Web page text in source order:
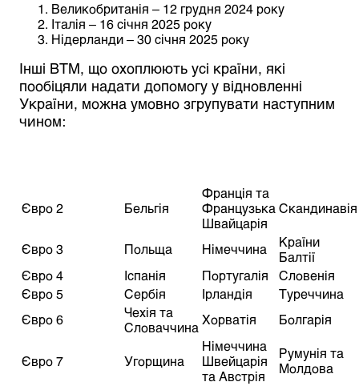
Великобританія – 12 грудня 2024 року
Італія – 16 січня 2025 року
Нідерланди – 30 січня 2025 року
Інші ВТМ, що охоплюють усі країни, які
пообіцяли надати допомогу у відновленні
України, можна умовно згрупувати наступним
чином:
Євро 2 Бельгія
Франція та
Французька
Швайцарія
Скандинавія
Євро 3 Польща Німеччина
Країни
Балтії
Євро 4
Іспанія Португалія
Словенія
Євро 5
Сербія Ірландія
Туреччина
Євро 6
Чехія та
Словаччина
Хорватія Болгарія
Євро 7 Угорщина
Німеччина
Швейцарія
та Австрія
Румунія та
Молдова